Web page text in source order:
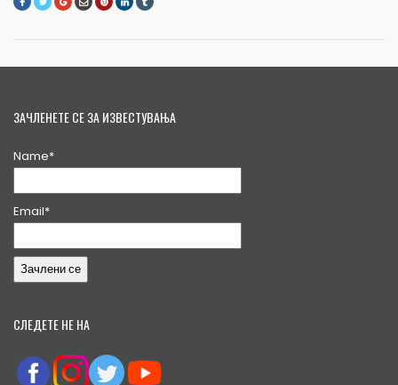
ЗАЧЛЕНЕТЕ СЕ ЗА ИЗВЕСТУВАЊА
Name*
Email*
СЛЕДЕТЕ НЕ НА